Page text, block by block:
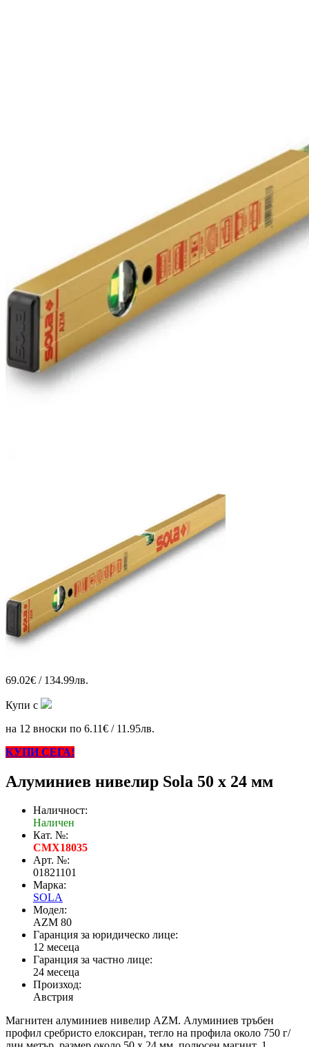
69.02€ / 134.99лв.
Купи с
на 12 вноски по 6.11€ / 11.95лв.
КУПИ СЕГА!
Алуминиев нивелир Sola 50 x 24 мм
Наличност:
Наличен
Кат. №:
CMX18035
Арт. №:
01821101
Марка:
SOLA
Модел:
AZM 80
Гаранция за юридическо лице:
12 месеца
Гаранция за частно лице:
24 месеца
Произход:
Австрия
Mагнитен алуминиев нивелир AZM. Алуминиев тръбен
профил сребристо елоксиран, тегло на профила около 750 г/